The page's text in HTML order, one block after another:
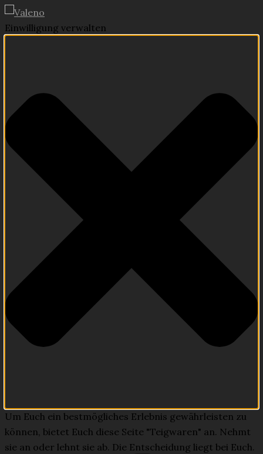
Einwilligung verwalten
Um Euch ein bestmögliches Erlebnis gewährleisten zu
können, bietet Euch diese Seite "Teigwaren" an. Nehmt
sie an oder lehnt sie ab. Die Entscheidung liegt bei Euch.